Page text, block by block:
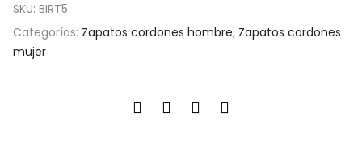
SKU: BIRT5
Categorías: Zapatos cordones hombre, Zapatos cordones
mujer